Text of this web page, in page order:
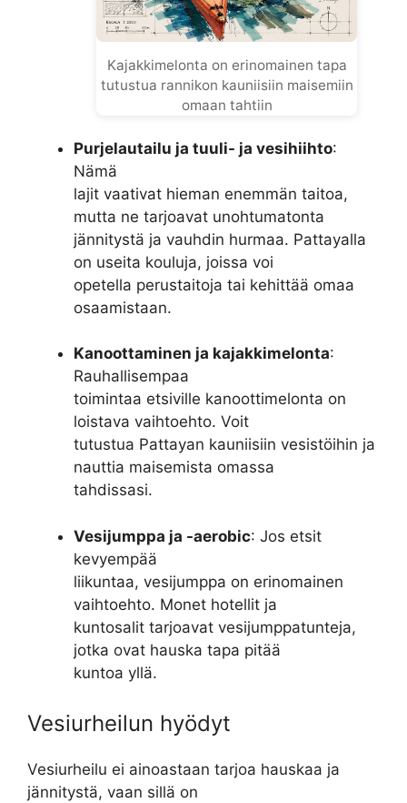
Kajakkimelonta on erinomainen tapa
tutustua rannikon kauniisiin maisemiin
omaan tahtiin
Purjelautailu ja tuuli- ja vesihiihto:
Nämä
lajit vaativat hieman enemmän taitoa,
mutta ne tarjoavat unohtumatonta
jännitystä ja vauhdin hurmaa. Pattayalla
on useita kouluja, joissa voi
opetella perustaitoja tai kehittää omaa
osaamistaan.
Kanoottaminen ja kajakkimelonta:
Rauhallisempaa
toimintaa etsiville kanoottimelonta on
loistava vaihtoehto. Voit
tutustua Pattayan kauniisiin vesistöihin ja
nauttia maisemista omassa
tahdissasi.
Vesijumppa ja -aerobic: Jos etsit
kevyempää
liikuntaa, vesijumppa on erinomainen
vaihtoehto. Monet hotellit ja
kuntosalit tarjoavat vesijumppatunteja,
jotka ovat hauska tapa pitää
kuntoa yllä.
Vesiurheilun hyödyt
Vesiurheilu ei ainoastaan tarjoa hauskaa ja
jännitystä, vaan sillä on